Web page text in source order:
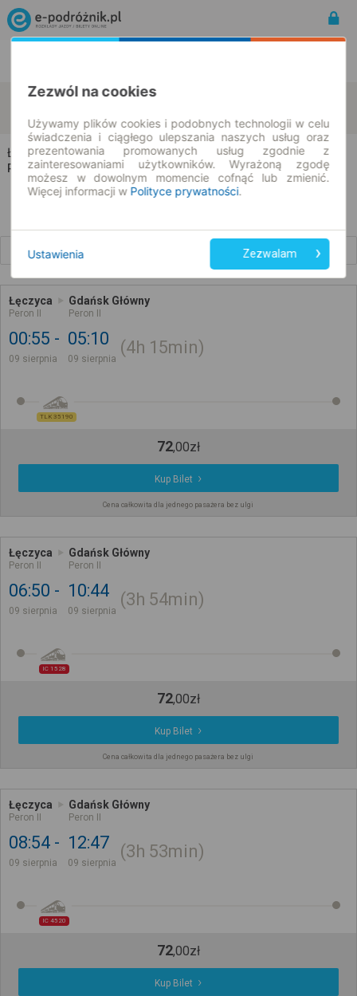
Łęczyca Gdańsk
09.08.2026 | -- : --
Łęczyca → Gdańsk
Rozkład jazdy i bilety
Łęczyca
Peron II
Gdańsk Główny
Peron II
00:55
09 sierpnia
05:10
09 sierpnia
4h 15min
TLK 35190
72,00zł
Kup Bilet
Cena całkowita dla jednego pasażera bez ulgi
Łęczyca
Peron II
Gdańsk Główny
Peron II
06:50
09 sierpnia
10:44
09 sierpnia
3h 54min
IC 1528
72,00zł
Kup Bilet
Cena całkowita dla jednego pasażera bez ulgi
Łęczyca
Peron II
Gdańsk Główny
Peron II
08:54
09 sierpnia
12:47
09 sierpnia
3h 53min
IC 4520
72,00zł
Kup Bilet
Zezwól na cookies
Używamy plików cookies i podobnych technologii w celu
świadczenia i ciągłego ulepszania naszych usług oraz
prezentowania promowanych usług zgodnie z
zainteresowaniami użytkowników. Wyrażoną zgodę
możesz w dowolnym momencie cofnąć lub zmienić.
Więcej informacji w Polityce prywatności.
Ustawienia Zezwalam